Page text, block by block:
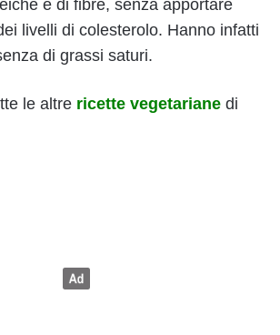
e di fibre, senza apportare
livelli di colesterolo. Hanno infatti
di grassi saturi.
le altre ricette vegetariane di